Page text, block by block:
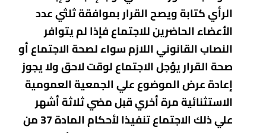
الرأي كتابة ويصح القرار بموافقة ثلثي عدد
الأعضاء الحاضرين للاجتماع فإذا لم يتوافر
النصاب القانوني اللازم سواء لصحة الاجتماع أو
صحة القرار يؤجل الاجتماع لوقت لاحق ولا يجوز
إعادة عرض الموضوع علي الجمعية العمومية
الاستثنائية مرة أخري قبل مضي ثلاثة أشهر
علي ذلك الاجتماع تنفيذا لأحكام المادة 37 من